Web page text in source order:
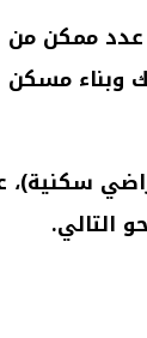
عدد ممكن من
وبناء مسكن
سكنية)،
التالي.